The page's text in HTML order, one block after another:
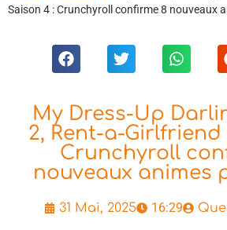
Saison 4 : Crunchyroll confirme 8 nouveaux
My Dress-Up
2, Rent-a-Girlfriend
Crunchyroll
nouveaux animes
31 Mai, 2025 16:29